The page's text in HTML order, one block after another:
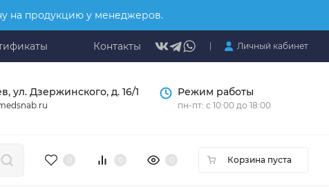
на продукцию у менеджеров.
Контакты Личный кабинет
ул. Дзержинского, д. 16/1 Режим работы
пн-пт: с 10:00 до 18:00
Корзина пуста